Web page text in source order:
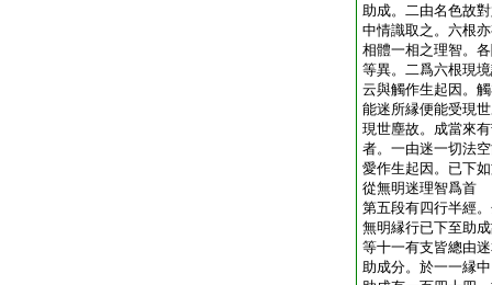
助成。二由名色故
中情識取之。六根
相體一相之理智。
等異。二爲六根現
云與觸作生起因。
能迷所縁便能受現
現世塵故。成當來
者。一由迷一切法
愛作生起因。已下
從無明迷理智爲首
第五段有四行半經
無明縁行已下至助
等十一有支皆總由
助成分。於一一縁